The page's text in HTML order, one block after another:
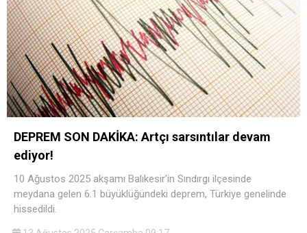
DEPREM SON DAKİKA: Artçı sarsıntılar devam
ediyor!
10 Ağustos 2025 akşamı Balıkesir’in Sındırgı ilçesinde
meydana gelen 6.1 büyüklüğündeki deprem, Türkiye genelinde
hissedildi.